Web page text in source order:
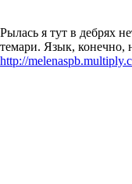
Рылась я тут в дебрях
темари. Язык, конечно,
http://